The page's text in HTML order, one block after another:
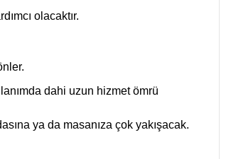
olacaktır.
dahi uzun hizmet ömrü
ya da masanıza çok yakışacak.